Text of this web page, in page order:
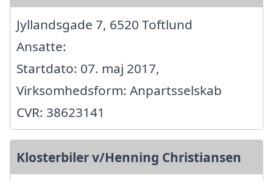
Jyllandsgade 7, 6520 Toftlund
Ansatte:
Startdato: 07. maj 2017,
Virksomhedsform: Anpartsselskab
CVR: 38623141
Klosterbiler v/Henning Christiansen